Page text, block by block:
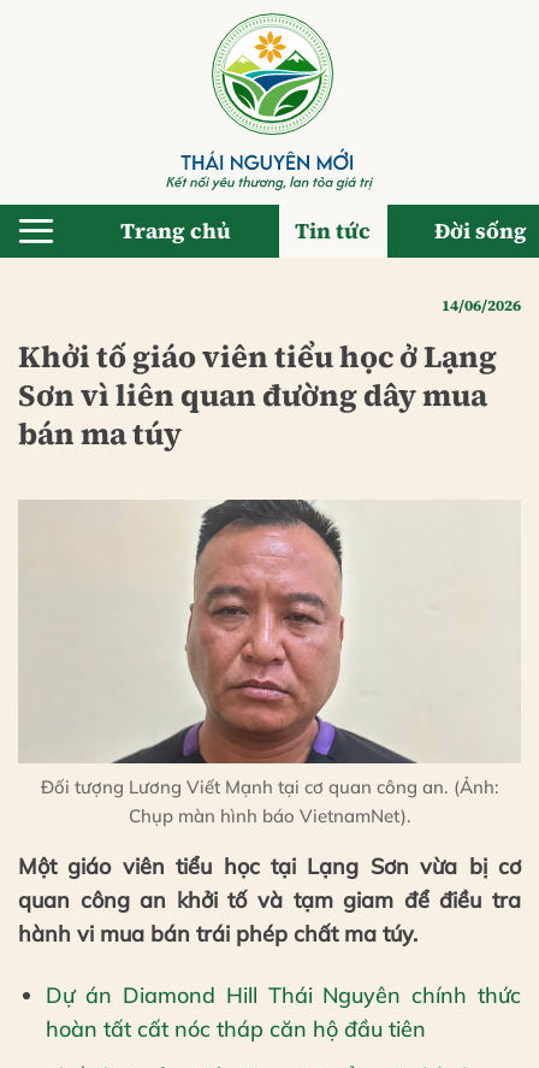
Trang chủ Tin tức Đời sống
14/06/2026
Khởi tố giáo viên tiểu học ở Lạng
Sơn vì liên quan đường dây mua
bán ma túy
Đối tượng Lương Viết Mạnh tại cơ quan công an. (Ảnh:
Chụp màn hình báo VietnamNet).
Một giáo viên tiểu học tại Lạng Sơn vừa bị cơ
quan công an khởi tố và tạm giam để điều tra
hành vi mua bán trái phép chất ma túy.
Dự án Diamond Hill Thái Nguyên chính thức
hoàn tất cất nóc tháp căn hộ đầu tiên